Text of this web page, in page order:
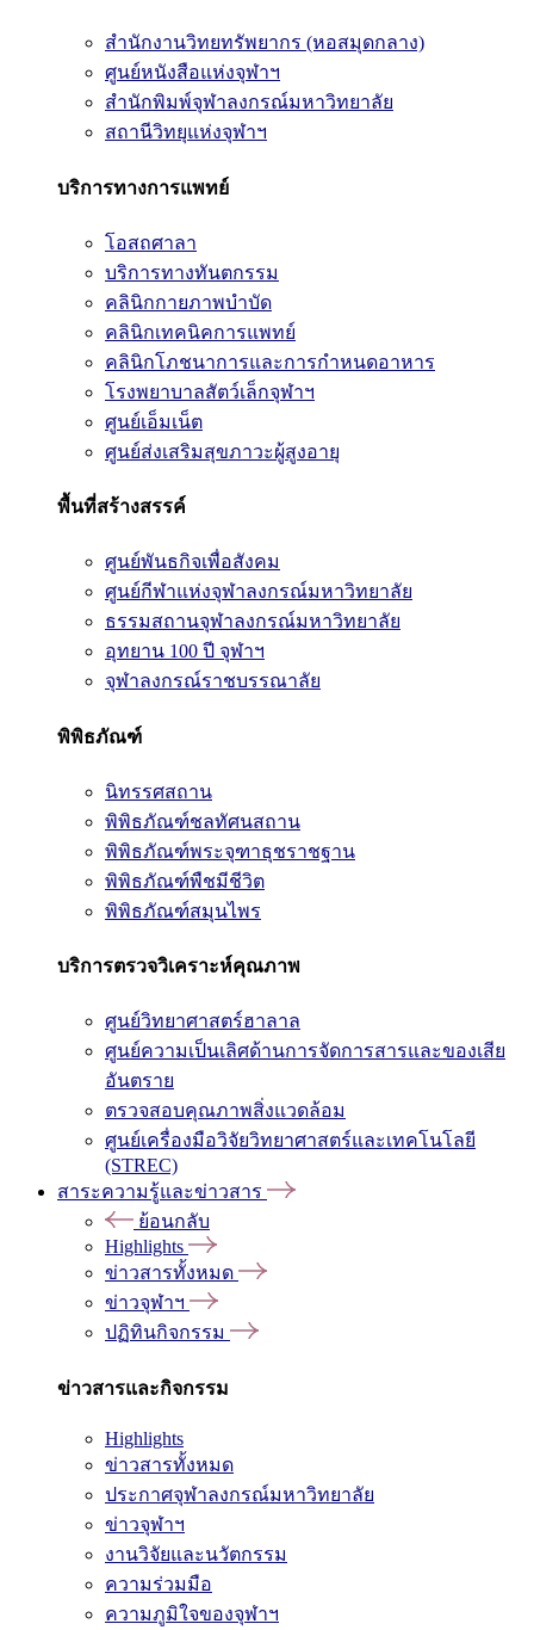
สำนักงานวิทยทรัพยากร (หอสมุดกลาง)
ศูนย์หนังสือแห่งจุฬาฯ
สำนักพิมพ์จุฬาลงกรณ์มหาวิทยาลัย
สถานีวิทยุแห่งจุฬาฯ
บริการทางการแพทย์
โอสถศาลา
บริการทางทันตกรรม
คลินิกกายภาพบำบัด
คลินิกเทคนิคการแพทย์
คลินิกโภชนาการและการกำหนดอาหาร
โรงพยาบาลสัตว์เล็กจุฬาฯ
ศูนย์เอ็มเน็ต
ศูนย์ส่งเสริมสุขภาวะผู้สูงอายุ
พื้นที่สร้างสรรค์
ศูนย์พันธกิจเพื่อสังคม
ศูนย์กีฬาแห่งจุฬาลงกรณ์มหาวิทยาลัย
ธรรมสถานจุฬาลงกรณ์มหาวิทยาลัย
อุทยาน 100 ปี จุฬาฯ
จุฬาลงกรณ์ราชบรรณาลัย
พิพิธภัณฑ์
นิทรรศสถาน
พิพิธภัณฑ์ชลทัศนสถาน
พิพิธภัณฑ์พระจุฑาธุชราชฐาน
พิพิธภัณฑ์พืชมีชีวิต
พิพิธภัณฑ์สมุนไพร
บริการตรวจวิเคราะห์คุณภาพ
ศูนย์วิทยาศาสตร์ฮาลาล
ศูนย์ความเป็นเลิศด้านการจัดการสารและของเสีย
อันตราย
ตรวจสอบคุณภาพสิ่งแวดล้อม
ศูนย์เครื่องมือวิจัยวิทยาศาสตร์และเทคโนโลยี
(STREC)
สาระความรู้และข่าวสาร
ย้อนกลับ
Highlights
ข่าวสารทั้งหมด
ข่าวจุฬาฯ
ปฏิทินกิจกรรม
ข่าวสารและกิจกรรม
Highlights
ข่าวสารทั้งหมด
ประกาศจุฬาลงกรณ์มหาวิทยาลัย
ข่าวจุฬาฯ
งานวิจัยและนวัตกรรม
ความร่วมมือ
ความภูมิใจของจุฬาฯ